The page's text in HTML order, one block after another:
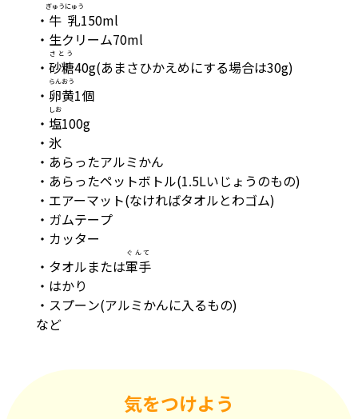
・ 牛乳
ぎゅうにゅう
150ml
・生クリーム70ml
・ 砂糖
さとう
40g(あまさひかえめにする場合は30g)
・ 卵黄
らんおう
1個
・ 塩
しお
100g
・氷
・あらったアルミかん
・あらったペットボトル(1.5Lいじょうのもの)
・エアーマット(なければタオルとわゴム)
・ガムテープ
・カッター
・タオルまたは軍手
ぐんて
・はかり
・スプーン(アルミかんに入るもの)
など
気をつけよう